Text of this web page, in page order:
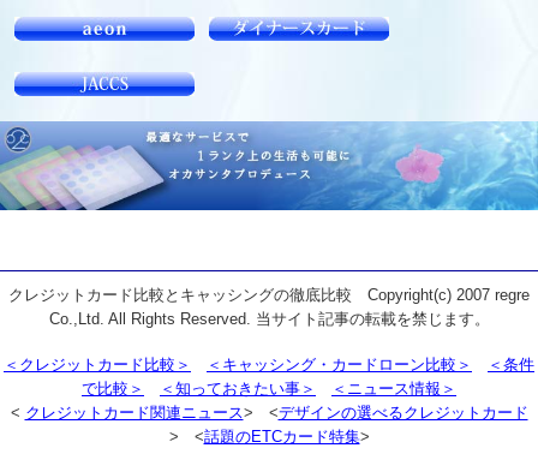
クレジットカード比較とキャッシングの徹底比較 Copyright(c) 2007 regre
Co.,Ltd. All Rights Reserved. 当サイト記事の転載を禁じます。
＜クレジットカード比較＞ ＜キャッシング・カードローン比較＞
＜条件
で比較＞
＜知っておきたい事＞
＜ニュース情報＞
< クレジットカード関連ニュース> <デザインの選べるクレジットカード
> <話題のETCカード特集>